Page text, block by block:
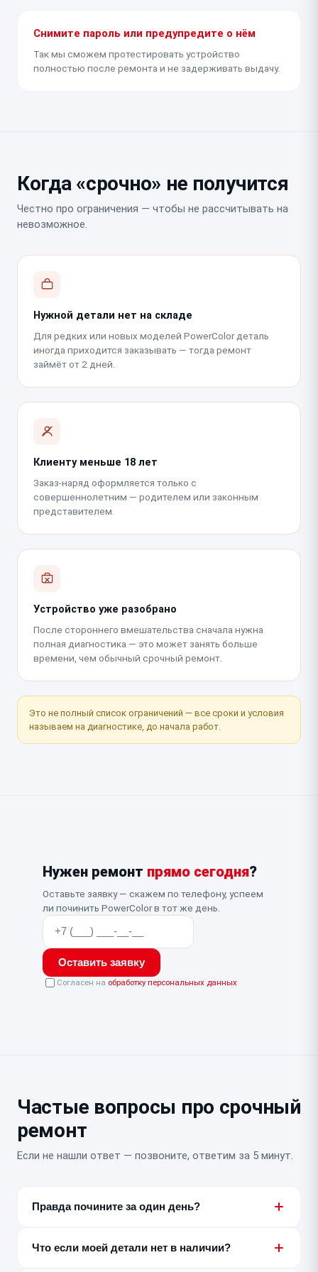
Снимите пароль или предупредите о нём
Так мы сможем протестировать устройство
полностью после ремонта и не задерживать выдачу.
Когда «срочно» не получится
Честно про ограничения — чтобы не рассчитывать на
невозможное.
Нужной детали нет на складе
Для редких или новых моделей PowerColor деталь
иногда приходится заказывать — тогда ремонт
займёт от 2 дней.
Клиенту меньше 18 лет
Заказ-наряд оформляется только с
совершеннолетним — родителем или законным
представителем.
Устройство уже разобрано
После стороннего вмешательства сначала нужна
полная диагностика — это может занять больше
времени, чем обычный срочный ремонт.
Это не полный список ограничений — все сроки и условия
называем на диагностике, до начала работ.
Нужен ремонт прямо сегодня?
Оставьте заявку — скажем по телефону, успеем
ли починить PowerColor в тот же день.
Оставить заявку
Согласен на обработку персональных данных
Частые вопросы про срочный
ремонт
Если не нашли ответ — позвоните, ответим за 5 минут.
Правда почините за один день?
180 минут или несколько часов. Точный срок
Что если моей детали нет в наличии?